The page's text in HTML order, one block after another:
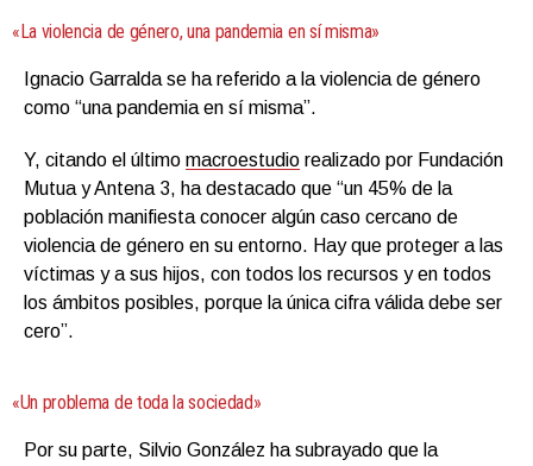
«La violencia de género, una pandemia en sí misma»
Ignacio Garralda se ha referido a la violencia de género
como “una pandemia en sí misma”.
Y, citando el último macroestudio realizado por Fundación
Mutua y Antena 3, ha destacado que “un 45% de la
población manifiesta conocer algún caso cercano de
violencia de género en su entorno. Hay que proteger a las
víctimas y a sus hijos, con todos los recursos y en todos
los ámbitos posibles, porque la única cifra válida debe ser
cero”.
«Un problema de toda la sociedad»
Por su parte, Silvio González ha subrayado que la